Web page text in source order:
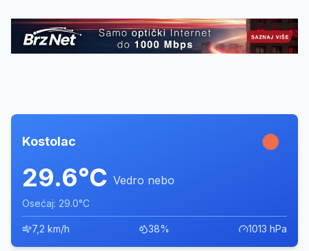
Kostolac
29.6°C Vedro nebo
Osećaj: 29.0°C
7,2 km/h 38% 1013 hPa